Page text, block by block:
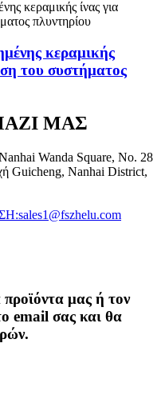
κεραμικής
του συστήματος
ΜΑΣ
Wanda Square, No. 28
Guicheng, Nanhai District,
sales1@fszhelu.com
προϊόντα μας ή τον
email σας και θα